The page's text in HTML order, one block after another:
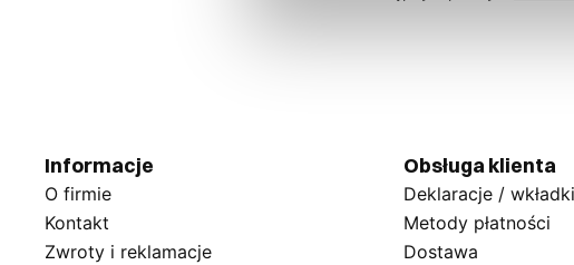
Informacje
O firmie
Kontakt
Zwroty i reklamacje
Obsługa klienta
Deklaracje /
Metody płatności
Dostawa